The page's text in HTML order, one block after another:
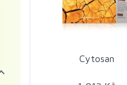
Cytosan